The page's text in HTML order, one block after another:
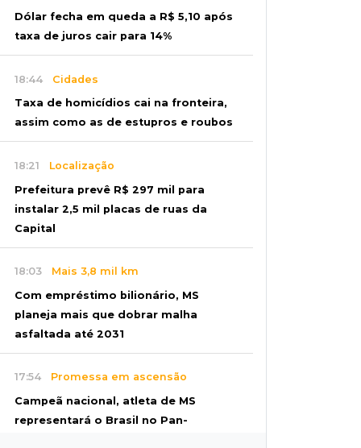
Dólar fecha em queda a R$ 5,10 após
taxa de juros cair para 14%
18:44 Cidades
Taxa de homicídios cai na fronteira,
assim como as de estupros e roubos
18:21 Localização
Prefeitura prevê R$ 297 mil para
instalar 2,5 mil placas de ruas da
Capital
18:03 Mais 3,8 mil km
Com empréstimo bilionário, MS
planeja mais que dobrar malha
asfaltada até 2031
17:54 Promessa em ascensão
Campeã nacional, atleta de MS
representará o Brasil no Pan-